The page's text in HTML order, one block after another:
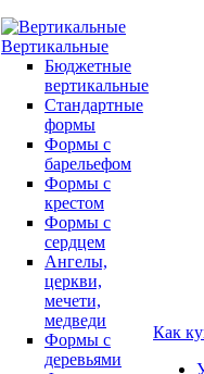
Вертикальные
Бюджетные
вертикальные
Стандартные
формы
Формы с
барельефом
Формы с
крестом
Формы с
сердцем
Ангелы,
церкви,
мечети,
медведи
Формы с
деревьями
Как